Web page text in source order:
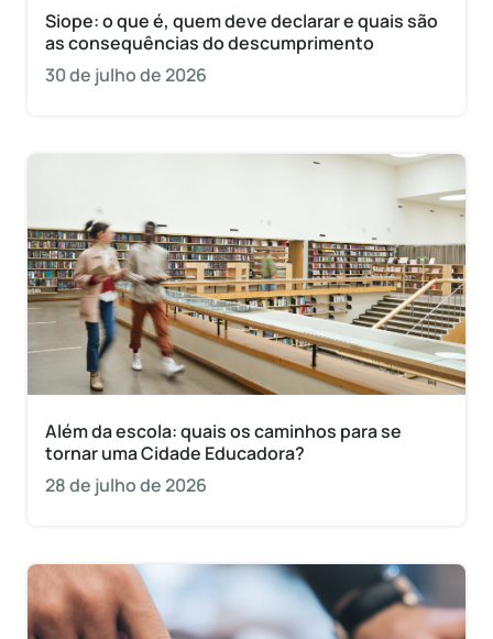
Siope: o que é, quem deve declarar e quais são
as consequências do descumprimento
30 de julho de 2026
Além da escola: quais os caminhos para se
tornar uma Cidade Educadora?
28 de julho de 2026